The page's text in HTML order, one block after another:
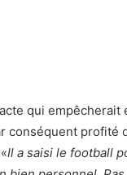
qui
profité
Il a saisi le football